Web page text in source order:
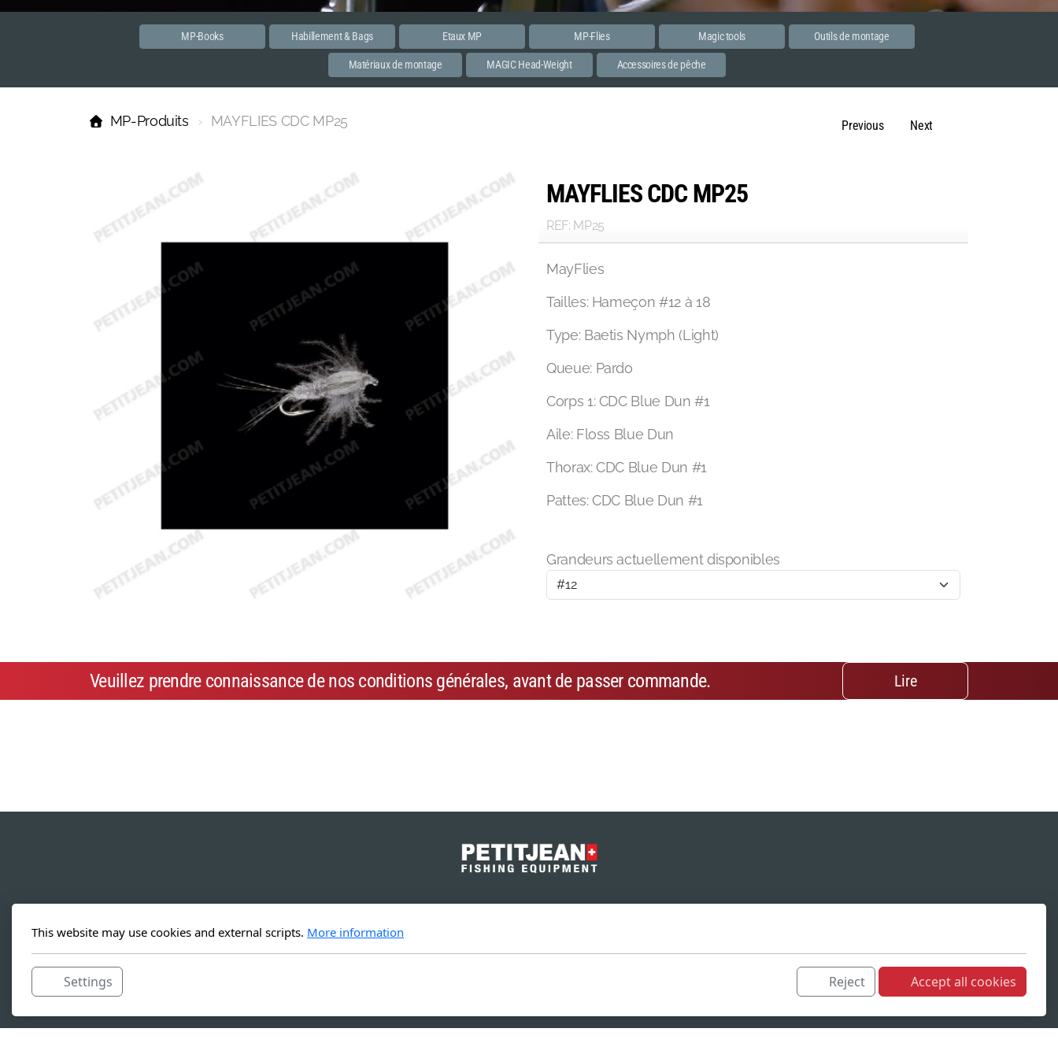
MP-Books Habillement & Bags Etaux MP MP-Flies Magic tools Outils de montage
Matériaux de montage MAGIC Head-Weight Accessoires de pêche
Previous Next
MP-Produits MAYFLIES CDC MP25
MAYFLIES CDC MP25
REF: MP25
MayFlies
Tailles: Hameçon #12 à 18
Type: Baetis Nymph (Light)
Queue: Pardo
Corps 1: CDC Blue Dun #1
Aile: Floss Blue Dun
Thorax: CDC Blue Dun #1
Pattes: CDC Blue Dun #1
Grandeurs actuellement disponibles
Veuillez prendre connaissance de nos conditions générales, avant de passer commande. Lire
Singapore 788 713
This website may use cookies and external scripts. More information
Settings Reject Accept all cookies